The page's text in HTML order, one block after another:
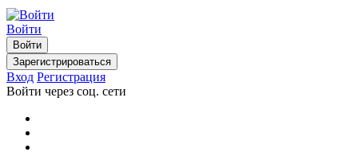
Войти
Войти
Зарегистрироваться
Вход Регистрация
Войти через соц. сети